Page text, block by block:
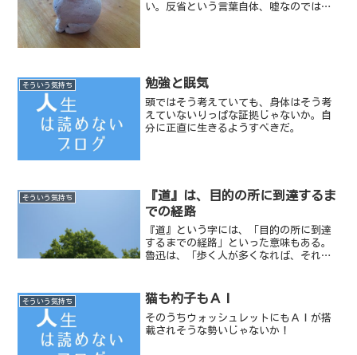
い。反省という言葉自体、嘘なのではな
そういう気持ち 勉強と眠気
頭ではそう考えていても、身体はそう考
えていないりっぱな証拠じゃないか。自
分に正直に生きるようすべきだ。
そういう気持ち
『道』は、目的の所に到達するま
での経路
『道』という字には、「目的の所に到達
するまでの経路」といった意味もある。
魯迅は、「歩く人が多くなれば、それが
描いた】
そういう気持ち 猫も杓子もＡＩ
そのうちウォッシュレットにもＡＩが搭
載されそうな勢いじゃないか！